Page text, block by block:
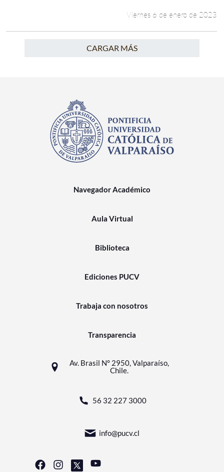
Viernes 6 de enero de 2023
CARGAR MÁS
Navegador Académico
Aula Virtual
Biblioteca
Ediciones PUCV
Trabaja con nosotros
Transparencia
Av. Brasil N° 2950, Valparaíso,
Chile.
56 32 227 3000
info@pucv.cl